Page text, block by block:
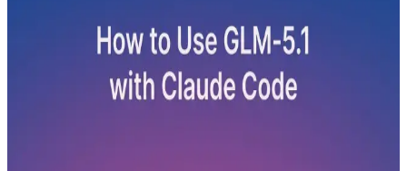
較，以及開發者的最佳 API 策略
透過相容於 OpenAI 或 Anthropic 的 API 橋接，GLM-5.1
可與 Claude Code 連接使用，讓開發者在使用 GLM-5.1 成